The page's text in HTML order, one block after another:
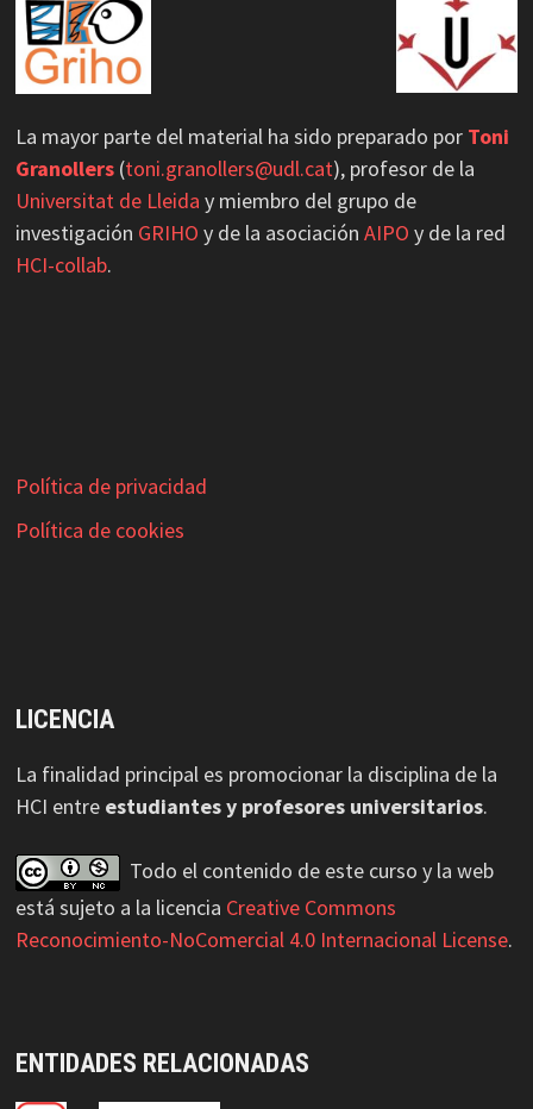
GRIHO participa en Accessibility Day 2025
#acessibility
Load More
La mayor parte del material ha sido preparado por Toni
Granollers(toni.granollers@udl.cat), profesor de la
Universitat de Lleida y miembro del grupo de
investigación GRIHO y de la asociación AIPO y de la red
HCI-collab.
Política de privacidad
Política de cookies
LICENCIA
La finalidad principal es promocionar la disciplina de la
HCI entre estudiantes y profesores universitarios.
Todo el contenido de este curso y la web
está sujeto a la licencia Creative Commons
Reconocimiento-NoComercial 4.0 Internacional License.
ENTIDADES RELACIONADAS